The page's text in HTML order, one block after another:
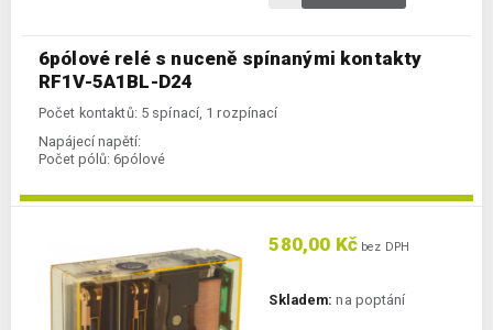
6pólové relé s nuceně spínanými kontakty
RF1V-5A1BL-D24
Počet kontaktů: 5 spínací, 1 rozpínací
Napájecí napětí:
Počet pólů: 6pólové
580,00 Kč bez DPH
Skladem: na poptání